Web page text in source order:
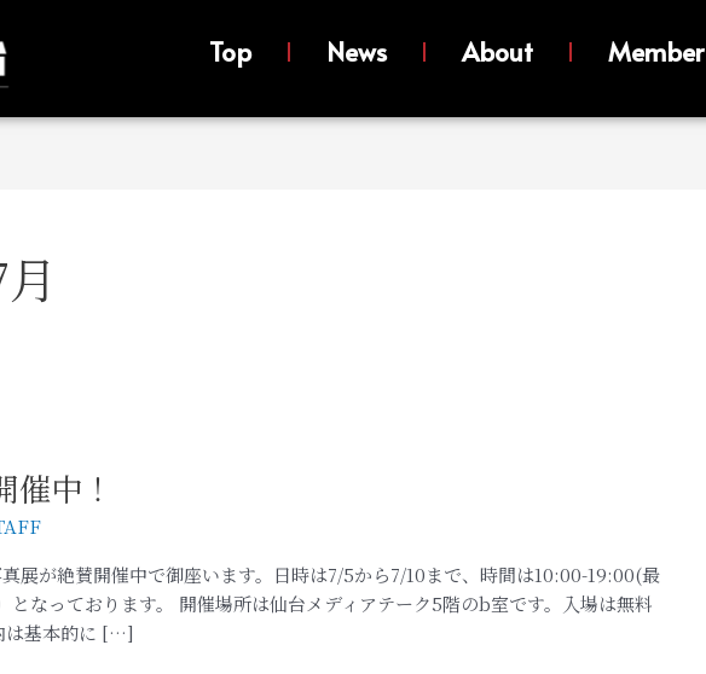
Top News About Member
催中！
展が絶賛開催中で御座います。日時は7/5から7/10まで、時間は10:00-19:00(最
となっております。 開催場所は仙台メディアテーク5階のb室です。入場は無料
は基本的に […]